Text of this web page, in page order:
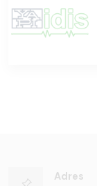
Adres